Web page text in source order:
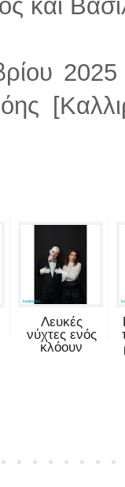
και
2025
Λευκές
νύχτες ενός
κλόουν